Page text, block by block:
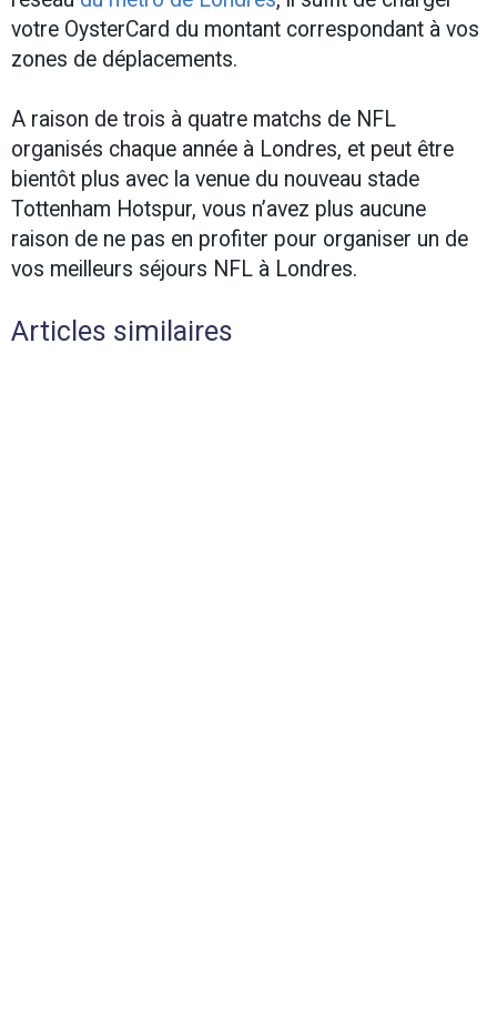
votre OysterCard du montant correspondant à vos
zones de déplacements.
A raison de trois à quatre matchs de NFL
organisés chaque année à Londres, et peut être
bientôt plus avec la venue du nouveau stade
Tottenham Hotspur, vous n’avez plus aucune
raison de ne pas en profiter pour organiser un de
vos meilleurs séjours NFL à Londres.
Articles similaires